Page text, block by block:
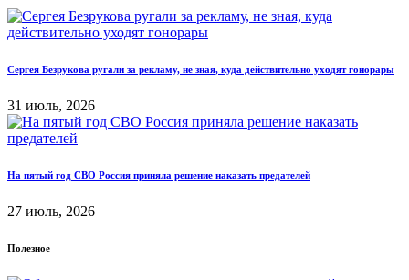
Сергея Безрукова ругали за рекламу, не зная, куда действительно уходят гонорары
31 июль, 2026
На пятый год СВО Россия приняла решение наказать предателей
27 июль, 2026
Полезное